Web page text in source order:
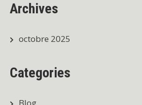
Archives
octobre 2025
Categories